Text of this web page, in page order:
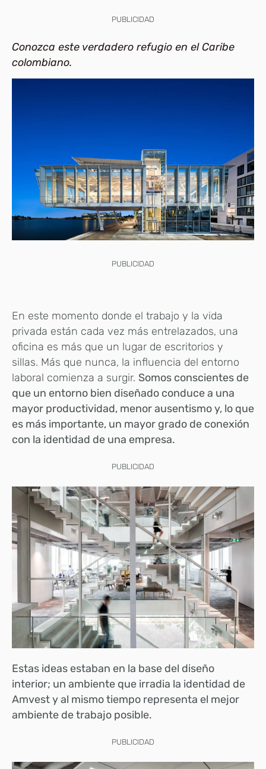
PUBLICIDAD
Conozca este verdadero refugio en el Caribe
colombiano.
PUBLICIDAD
En este momento donde el trabajo y la vida
privada están cada vez más entrelazados, una
oficina es más que un lugar de escritorios y
sillas. Más que nunca, la influencia del entorno
laboral comienza a surgir. Somos conscientes de
que un entorno bien diseñado conduce a una
mayor productividad, menor ausentismo y, lo que
es más importante, un mayor grado de conexión
con la identidad de una empresa.
PUBLICIDAD
Estas ideas estaban en la base del diseño
interior; un ambiente que irradia la identidad de
Amvest y al mismo tiempo representa el mejor
ambiente de trabajo posible.
PUBLICIDAD